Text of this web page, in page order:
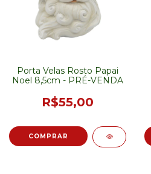
Porta Velas Rosto Papai
Noel 8,5cm - PRÉ-VENDA
R$55,00